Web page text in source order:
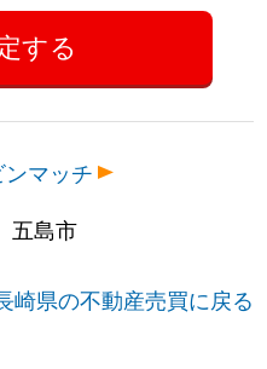
マッチ
五島市
崎県の不動産売買に戻る